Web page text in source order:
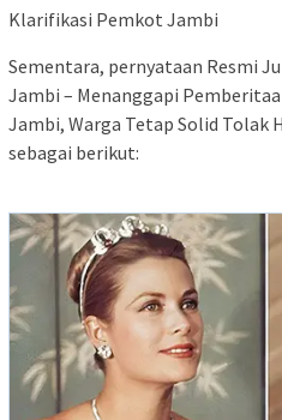
Klarifikasi Pemkot Jambi
Sementara, pernyataan Resmi
Jambi – Menanggapi
Jambi, Warga Tetap Solid Tolak
sebagai berikut: